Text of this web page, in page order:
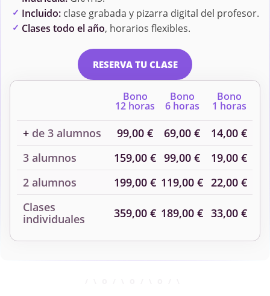
Incluido:clase grabada y pizarra digital del profesor.
Clases todo el año, horarios flexibles.
RESERVA TU CLASE
Bono
12 horas
Bono
6 horas
Bono
1 horas
+ de 3 alumnos 99,00 € 69,00 €
14,00 €
3 alumnos
159,00 € 99,00 €
19,00 €
2 alumnos
199,00 € 119,00 € 22,00 €
Clases
individuales
359,00 € 189,00 € 33,00 €